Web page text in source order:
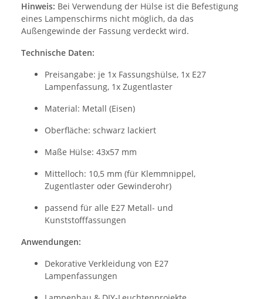
Hinweis: Bei Verwendung der Hülse ist die Befestigung
eines Lampenschirms nicht möglich, da das
Außengewinde der Fassung verdeckt wird.
Technische Daten:
Preisangabe: je 1x Fassungshülse, 1x E27
Lampenfassung, 1x Zugentlaster
Material: Metall (Eisen)
Oberfläche: schwarz lackiert
Maße Hülse: 43x57 mm
Mittelloch: 10,5 mm (für Klemmnippel,
Zugentlaster oder Gewinderohr)
passend für alle E27 Metall- und
Kunststofffassungen
Anwendungen:
Dekorative Verkleidung von E27
Lampenfassungen